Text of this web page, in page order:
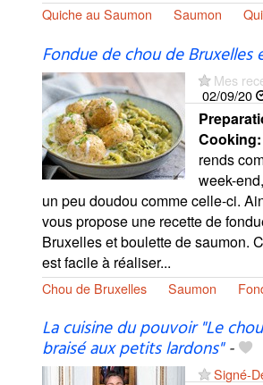
Quiche au Saumon Saumon
Fondue de chou de Bruxelles
Mes
02/09/20
Cooking:
rends
week-
un peu doudou comme celle-ci.
vous propose une recette de
Bruxelles et boulette de saumon.
est facile à réaliser...
Chou de Bruxelles Saumon
La cuisine du pouvoir "Le
braisé aux petits lardons"-
Signé-